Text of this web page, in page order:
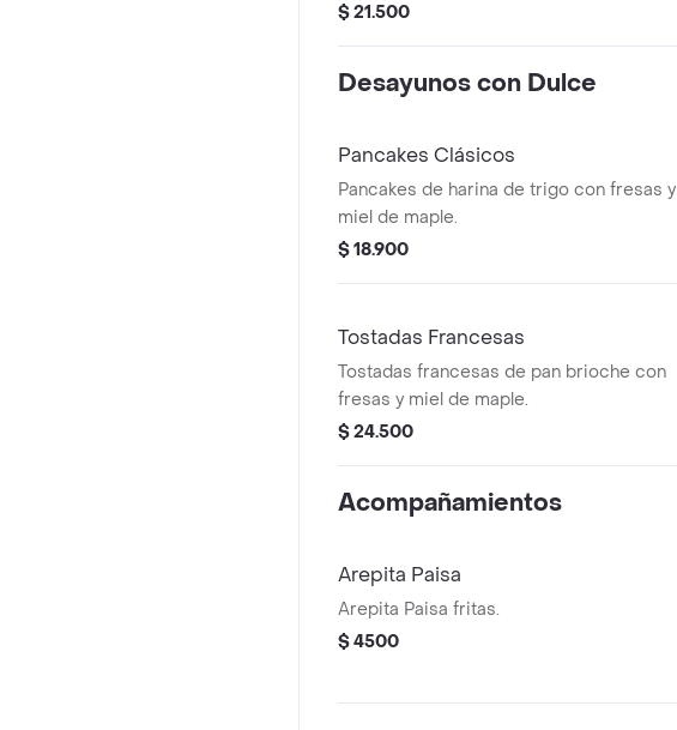
$ 21.500
Desayunos con Dulce
Pancakes Clásicos
Pancakes de harina de trigo con fresas y
miel de maple.
$ 18.900
Tostadas Francesas
Tostadas francesas de pan brioche con
fresas y miel de maple.
$ 24.500
Acompañamientos
Arepita Paisa
Arepita Paisa fritas.
$ 4500